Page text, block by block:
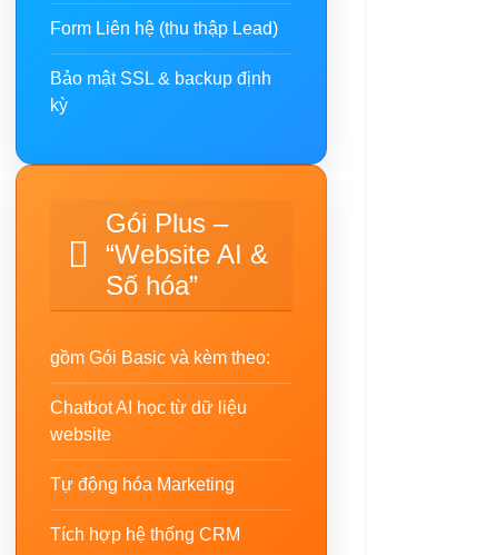
Form Liên hệ (thu thập Lead)
Bảo mật SSL & backup định
kỳ
Gói Plus –
“Website AI &
Số hóa”
gồm Gói Basic và kèm theo:
Chatbot AI học từ dữ liệu
website
Tự động hóa Marketing
Tích hợp hệ thống CRM